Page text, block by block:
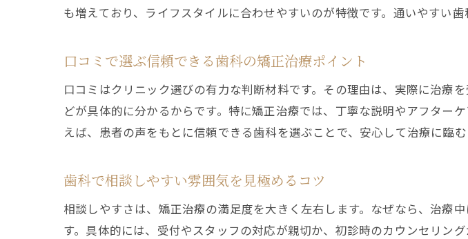
歯科で目立たない矯
歯科での矯正費用や
目立たない歯科矯正
歯科矯正の疑問や不安
歯科矯正の痛みや違
歯科スタッフのサポ
歯科矯正のアフター
も増えており、ライフスタイルに合わせやすいのが特徴です。通いやすい
口コミで選ぶ信頼できる歯科の矯正治療ポイント
口コミはクリニック選びの有力な判断材料です。その理由は、実際に治療
どが具体的に分かるからです。特に矯正治療では、丁寧な説明やアフター
えば、患者の声をもとに信頼できる歯科を選ぶことで、安心して治療に臨む
歯科で相談しやすい雰囲気を見極めるコツ
相談しやすさは、矯正治療の満足度を大きく左右します。なぜなら、治療
す。具体的には、受付やスタッフの対応が親切か、初診時のカウンセリン
お問い合わせ・
お問い合わせ・